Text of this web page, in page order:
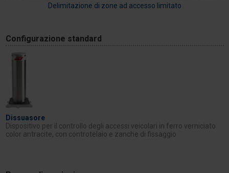
Delimitazione di zone ad accesso limitato
Configurazione standard
Dissuasore
Dispositivo per il controllo degli accessi veicolari in ferro verniciato
color antracite, con controtelaio e zanche di fissaggio